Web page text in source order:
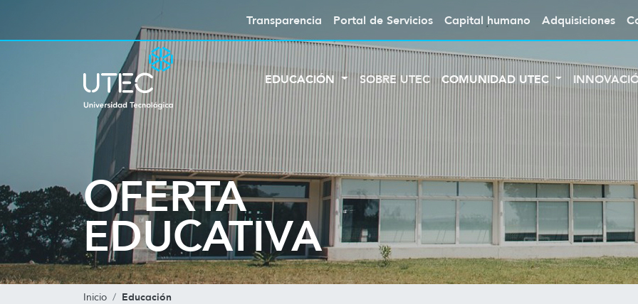
Transparencia Portal de Servicios Capital humano Adquisiciones
EDUCACIÓN SOBRE UTEC COMUNIDAD UTEC
OFERTA
EDUCATIVA
Inicio Educación